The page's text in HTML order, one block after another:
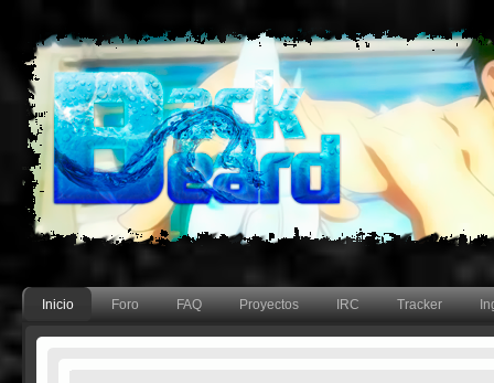
Inicio Foro FAQ Proyectos IRC Tracker